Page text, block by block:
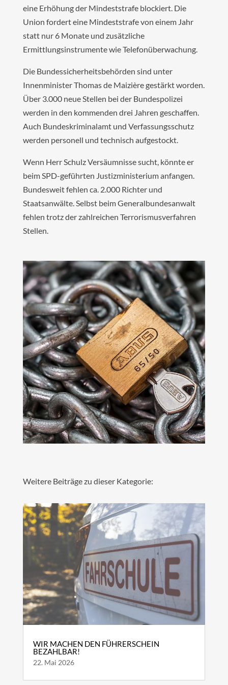
eine Erhöhung der Mindeststrafe blockiert. Die
Union fordert eine Mindeststrafe von einem Jahr
statt nur 6 Monate und zusätzliche
Ermittlungsinstrumente wie Telefonüberwachung.
Die Bundessicherheitsbehörden sind unter
Innenminister Thomas de Maizière gestärkt worden.
Über 3.000 neue Stellen bei der Bundespolizei
werden in den kommenden drei Jahren geschaffen.
Auch Bundeskriminalamt und Verfassungsschutz
werden personell und technisch aufgestockt.
Wenn Herr Schulz Versäumnisse sucht, könnte er
beim SPD-geführten Justizministerium anfangen.
Bundesweit fehlen ca. 2.000 Richter und
Staatsanwälte. Selbst beim Generalbundesanwalt
fehlen trotz der zahlreichen Terrorismusverfahren
Stellen.
Weitere Beiträge zu dieser Kategorie:
WIR MACHEN DEN FÜHRERSCHEIN
BEZAHLBAR!
22. Mai 2026